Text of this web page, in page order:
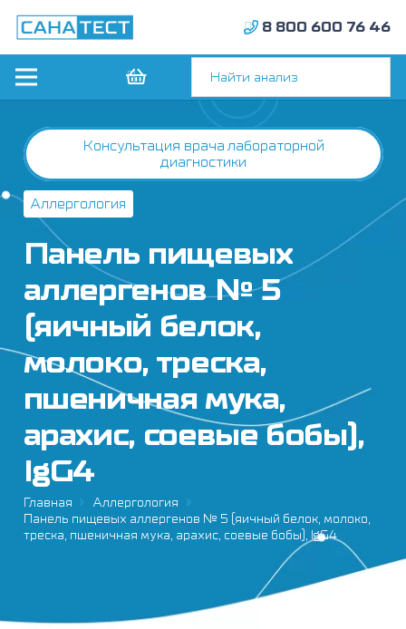
8 800 600 76 46
Консультация врача лабораторной
диагностики
Аллергология
Панель пищевых
аллергенов № 5
(яичный белок,
молоко, треска,
пшеничная мука,
арахис, соевые бобы),
IgG4
Главная
Аллергология
Панель пищевых аллергенов № 5 (яичный белок, молоко,
треска, пшеничная мука, арахис, соевые бобы), IgG4